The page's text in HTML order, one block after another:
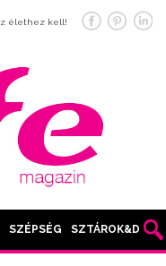
élethez kell!
SZÉPSÉG SZTÁROK&DIVAT